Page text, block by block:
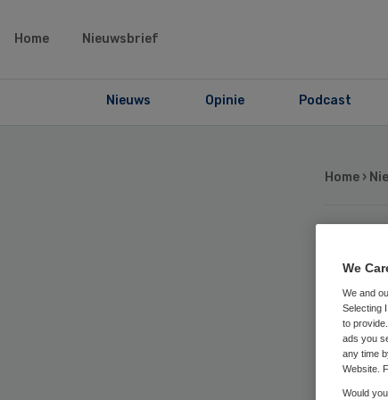
Home Nieuwsbrief
Nieuws Opinie Podcast
Home ›
We
We and
Selecting
to
ads you
any time
Website.
Would